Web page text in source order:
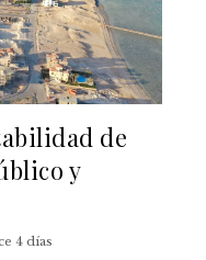
de
y
4 días